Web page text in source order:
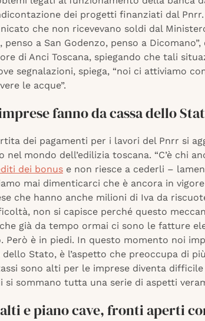
dei progetti finanziati dal
che non ricevevano soldi dal
penso a San Godenzo, penso a
di Anci Toscana, spiegando che tali
segnalazioni, spiega, “noi ci attiviamo
le acque”.
fanno da cassa dello
dei pagamenti per i lavori del Pnrr si
nel mondo dell’edilizia toscana. “C’è chi
dei bonus e non riesce a cederli –
mai dimenticarci che è ancora in
che hanno anche milioni di Iva da
non si capisce perché questo
già da tempo ormai ci sono le fatture
Però è in piedi. In questo momento noi
dello Stato, è l’aspetto che preoccupa di
sono alti per le imprese diventa
si sommano tutta una serie di aspetti
e piano cave, fronti aperti